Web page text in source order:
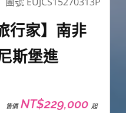
行家】南非
斯堡進
售價NT$229,000起